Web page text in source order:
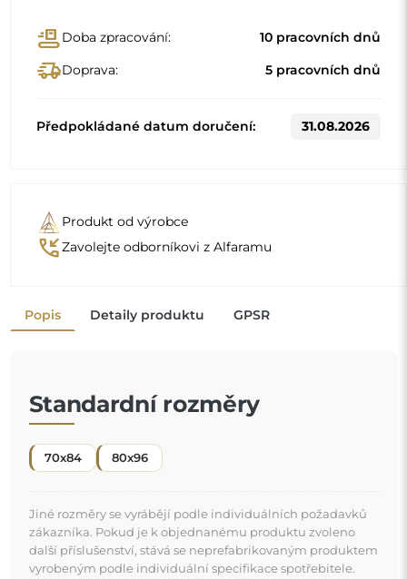
conveyor_beltDoba zpracování: 10 pracovních dnů
delivery_truck_speedDoprava: 5 pracovních dnů
Předpokládané datum doručení: 31.08.2026
Produkt od výrobce
phone_callbackZavolejte odborníkovi z Alfaramu
Popis Detaily produktu GPSR
Standardní rozměry
70x84 80x96
Jiné rozměry se vyrábějí podle individuálních požadavků
zákazníka. Pokud je k objednanému produktu zvoleno
další příslušenství, stává se neprefabrikovaným produktem
vyrobeným podle individuální specifikace spotřebitele.